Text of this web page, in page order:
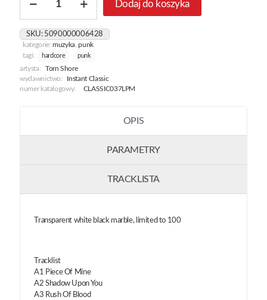
Lifeburner
Dodaj do koszyka
SKU: 5090000006428
kategorie:muzyka,punk
tagi:
hardcore punk
artysta:
Torn Shore
wydawnictwo:
Instant Classic
numer katalogowy:
CLASSIC037LPM
OPIS
PARAMETRY
TRACKLISTA
Transparent white black marble, limited to 100
Tracklist
A1 Piece Of Mine
A2 Shadow Upon You
A3 Rush Of Blood